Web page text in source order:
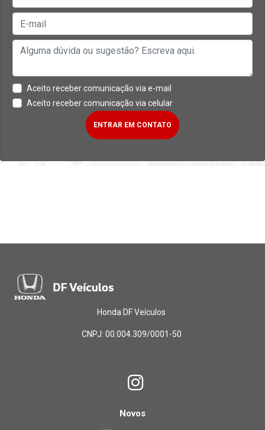
Aceito receber comunicação via e-mail
Aceito receber comunicação via celular
ENTRAR EM CONTATO
Honda DF Veículos
CNPJ: 00.004.309/0001-50
Novos